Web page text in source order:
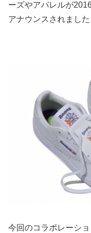
ーズやアパレルが
アナウンスされました
今回のコラボレーシ